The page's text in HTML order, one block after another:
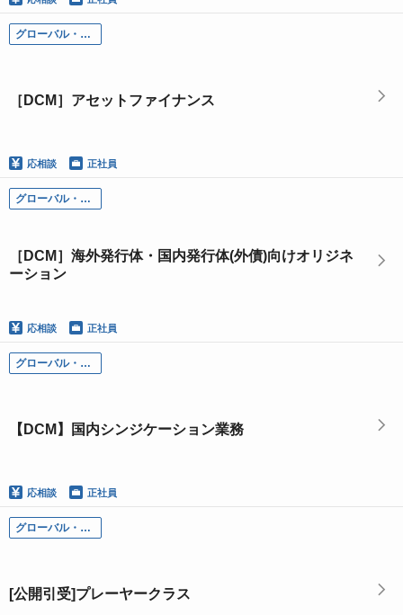
グローバル・インベストメント・バンキング本部
［DCM］アセットファイナンス
応相談 正社員
グローバル・インベストメント・バンキング本部
［DCM］海外発行体・国内発行体(外債)向けオリジネ
ーション
応相談 正社員
グローバル・インベストメント・バンキング本部
【DCM】国内シンジケーション業務
応相談 正社員
グローバル・インベストメント・バンキング本部
[公開引受]プレーヤークラス